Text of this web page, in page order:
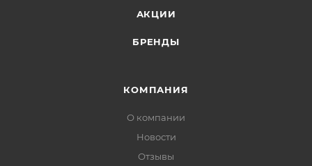
АКЦИИ
БРЕНДЫ
КОМПАНИЯ
О компании
Новости
Отзывы